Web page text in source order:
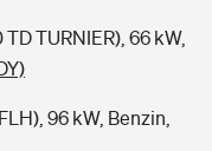
TURNIER), 66 kW,
96 kW, Benzin,